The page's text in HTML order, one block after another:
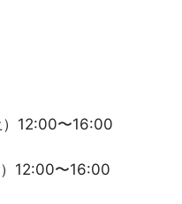
12:00〜16:00
12:00〜16:00